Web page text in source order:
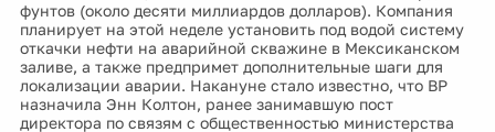
фунтов (около десяти миллиардов долларов). Компания
планирует на этой неделе установить под водой систему
откачки нефти на аварийной скважине в Мексиканском
заливе, а также предпримет дополнительные шаги для
локализации аварии. Накануне стало известно, что BP
назначила Энн Колтон, ранее занимавшую пост
директора по связям с общественностью министерства